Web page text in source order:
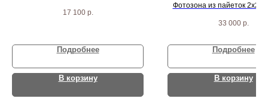
сердец, 2 сферы
17 100 р.
Подробнее
В корзину
Фотозона из пайеток 2х2,
33 000 р.
Подробнее
В корзину